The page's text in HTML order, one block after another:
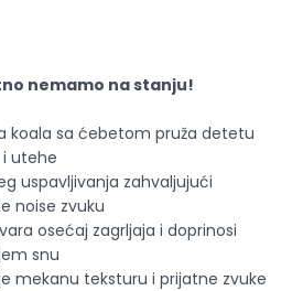
nemamo na stanju!
koala sa ćebetom pruža detetu
utehe
uspavljivanja zahvaljujući
noise zvuku
osećaj zagrljaja i doprinosi
snu
mekanu teksturu i prijatne zvuke